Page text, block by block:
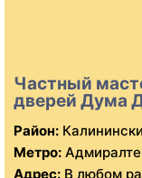
Частный
дверей Дума
Район:
Метро:
Адрес: В любом